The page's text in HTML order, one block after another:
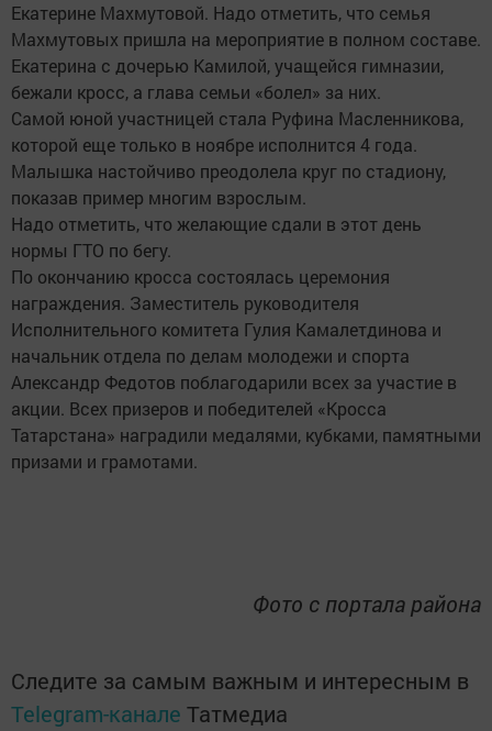
Екатерине Махмутовой. Надо отметить, что семья
Махмутовых пришла на мероприятие в полном составе.
Екатерина с дочерью Камилой, учащейся гимназии,
бежали кросс, а глава семьи «болел» за них.
Самой юной участницей стала Руфина Масленникова,
которой еще только в ноябре исполнится 4 года.
Малышка настойчиво преодолела круг по стадиону,
показав пример многим взрослым.
Надо отметить, что желающие сдали в этот день
нормы ГТО по бегу.
По окончанию кросса состоялась церемония
награждения. Заместитель руководителя
Исполнительного комитета Гулия Камалетдинова и
начальник отдела по делам молодежи и спорта
Александр Федотов поблагодарили всех за участие в
акции. Всех призеров и победителей «Кросса
Татарстана» наградили медалями, кубками, памятными
призами и грамотами.
Фото с портала района
Следите за самым важным и интересным в
Telegram-канале Татмедиа